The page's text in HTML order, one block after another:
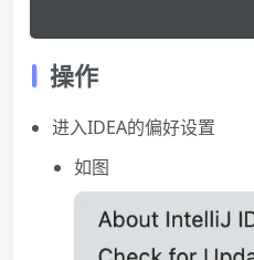
操作
进入IDEA的偏好设置
如图